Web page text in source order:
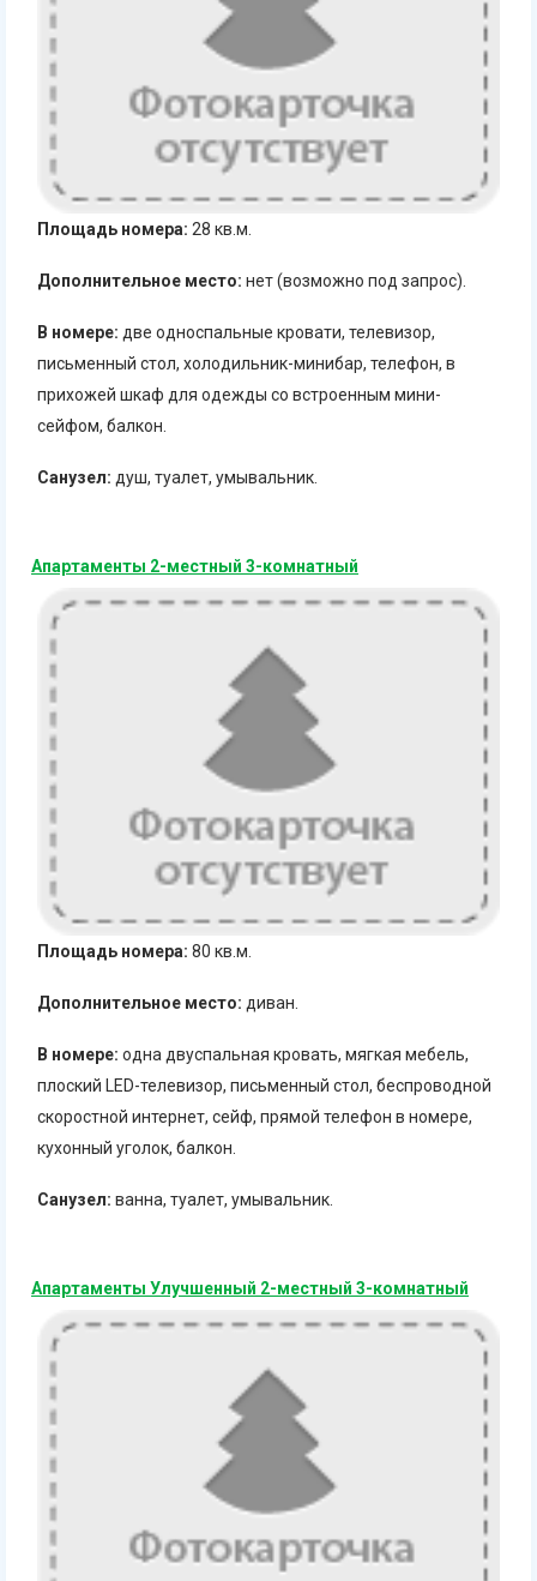
Площадь номера: 28 кв.м.
Дополнительное место: нет (возможно под запрос).
В номере: две односпальные кровати, телевизор,
письменный стол, холодильник-минибар, телефон, в
прихожей шкаф для одежды со встроенным мини-
сейфом, балкон.
Санузел: душ, туалет, умывальник.
Апартаменты 2-местный 3-комнатный
Площадь номера: 80 кв.м.
Дополнительное место: диван.
В номере: одна двуспальная кровать, мягкая мебель,
плоский LED-телевизор, письменный стол, беспроводной
скоростной интернет, сейф, прямой телефон в номере,
кухонный уголок, балкон.
Санузел: ванна, туалет, умывальник.
Апартаменты Улучшенный 2-местный 3-комнатный